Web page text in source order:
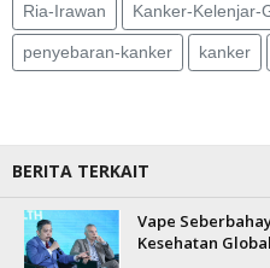
Ria-Irawan Kanker-Kelenjar-
penyebaran-kanker kanker
BERITA TERKAIT
Vape
Kesehatan Global